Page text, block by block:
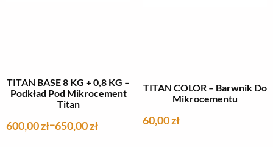
TITAN BASE 8 KG + 0,8 KG –
Podkład Pod Mikrocement
Titan
600,00zł–650,00zł
TITAN COLOR – Barwnik Do
Mikrocementu
60,00zł